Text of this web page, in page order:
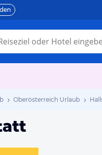
Oberösterreich Urlaub